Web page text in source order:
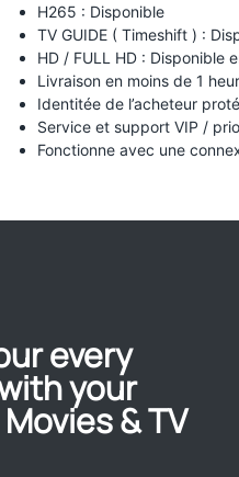
H265 : Disponible
TV GUIDE ( Timeshift ) :
HD / FULL HD : Disponible
Livraison en moins de 1
Identitée de l’acheteur
Service et support VIP /
Fonctionne avec une
every
your
& TV